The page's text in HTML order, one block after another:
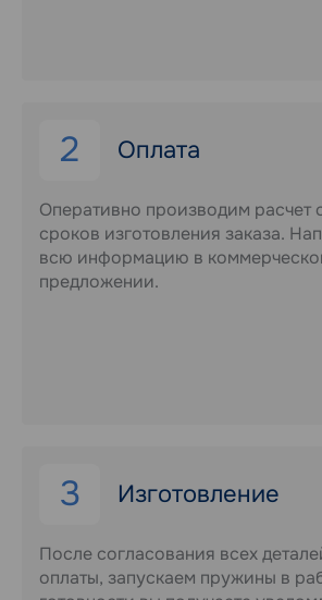
2 Оплата
Оперативно производим расчет
сроков изготовления заказа.
всю информацию в
предложении.
3 Изготовление
После согласования всех
оплаты, запускаем пружины в